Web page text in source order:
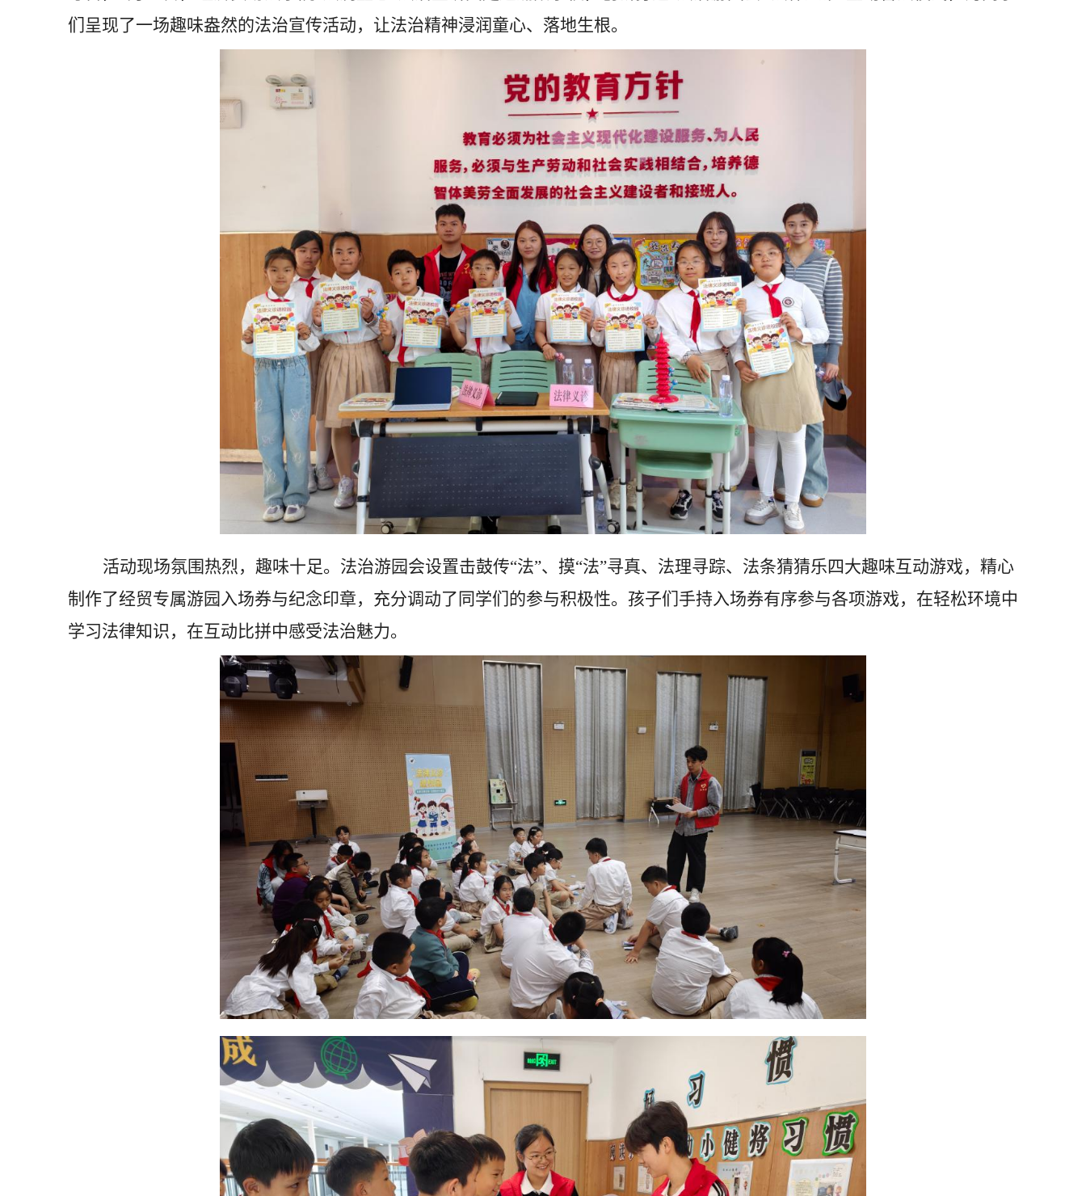
们呈现了一场趣味盎然的法治宣传活动，让法治精神浸润童心、落地生根。
活动现场氛围热烈，趣味十足。法治游园会设置击鼓传“法”、摸“法”寻真、法理寻踪、法条猜猜乐四大趣味互动游戏，精心
制作了经贸专属游园入场券与纪念印章，充分调动了同学们的参与积极性。孩子们手持入场券有序参与各项游戏，在轻松环境中
学习法律知识，在互动比拼中感受法治魅力。